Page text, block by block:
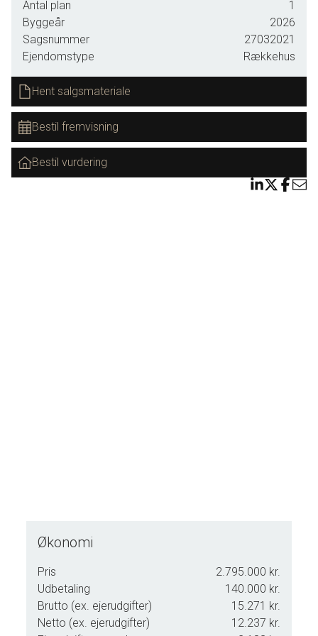
grønne fælles opholdsområder. I første etape opføres fire rækkevillaer.
Du kan sætte dit personlige præg på boligen, da du har mulighed for at have
indflydelse på inventarsammensætning og udseende.
• Boligareal 121-146 kvm
• Lavt energiforbrug
• Materialer i høj kvalitet
• Nøglefærdig inkl. have, terrasse, carport og skur
• Indflytning primo 2026.
Betaling sker først ved indflytning, så du kan flytte ind uden bekymringer.
Antal plan
1
Byggeår
2026
Sagsnummer
27032021
Ejendomstype
Rækkehus
Hent salgsmateriale
Bestil fremvisning
Bestil vurdering
Økonomi
Pris
2.795.000 kr.
Udbetaling
140.000 kr.
Brutto (ex. ejerudgifter)
15.271 kr.
Netto (ex. ejerudgifter)
12.237 kr.